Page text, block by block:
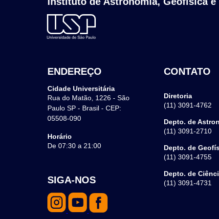
ENDEREÇO
Cidade Universitária
Rua do Matão, 1226 - São
Paulo SP - Brasil - CEP:
05508-090
Horário
De 07:30 a 21:00
CONTATO
Diretoria
(11) 3091-4762
Depto. de
(11) 3091-2710
Depto. de
(11) 3091-4755
Depto. de
(11) 3091-4731
SIGA-NOS